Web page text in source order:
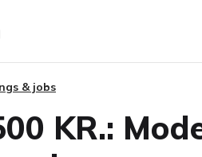
& jobs
KR.: